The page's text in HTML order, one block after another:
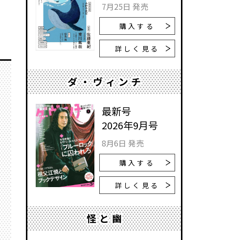
7月25日 発売
購入する
詳しく見る
ダ・ヴィンチ
最新号
2026年9月号
8月6日 発売
購入する
詳しく見る
怪と幽